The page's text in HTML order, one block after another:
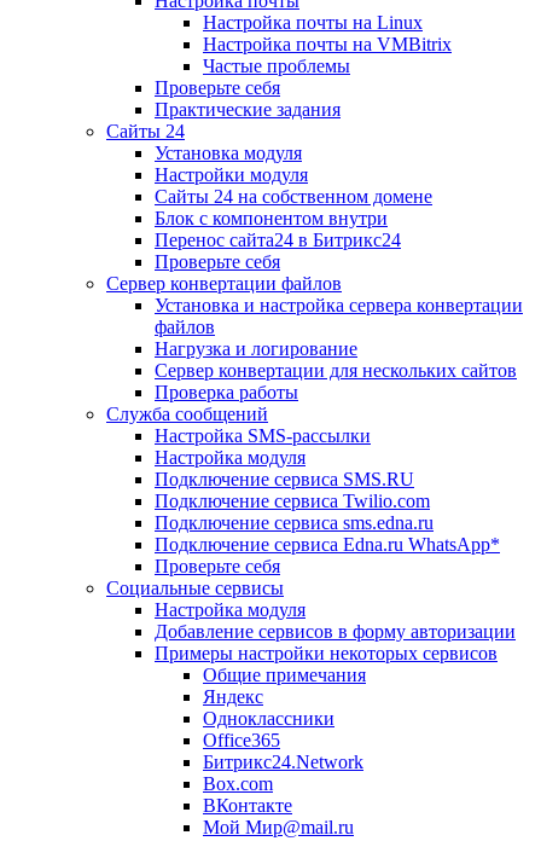
Настройка почты на Linux
Настройка почты на VMBitrix
Частые проблемы
Проверьте себя
Практические задания
Сайты 24
Установка модуля
Настройки модуля
Сайты 24 на собственном домене
Блок с компонентом внутри
Перенос сайта24 в Битрикс24
Проверьте себя
Сервер конвертации файлов
Установка и настройка сервера конвертации
файлов
Нагрузка и логирование
Сервер конвертации для нескольких сайтов
Проверка работы
Служба сообщений
Настройка SMS-рассылки
Настройка модуля
Подключение сервиса SMS.RU
Подключение сервиса Twilio.com
Подключение сервиса sms.edna.ru
Подключение сервиса Edna.ru WhatsApp*
Проверьте себя
Социальные сервисы
Настройка модуля
Добавление сервисов в форму авторизации
Примеры настройки некоторых сервисов
Общие примечания
Яндекс
Одноклассники
Office365
Битрикс24.Network
Box.com
ВКонтакте
Мой Мир@mail.ru